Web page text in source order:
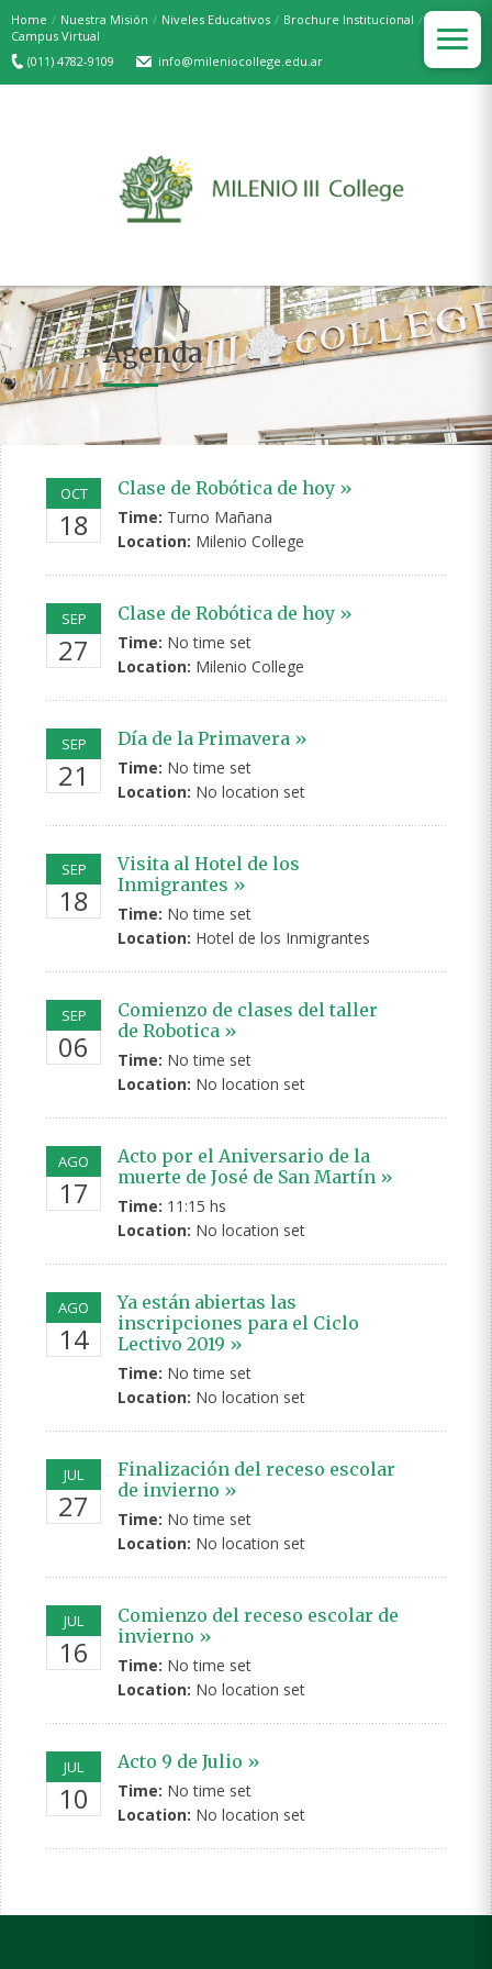
Home / Nuestra Misión / Niveles Educativos / Brochure Institucional /
Campus Virtual
(011) 4782-9109
info@mileniocollege.edu.ar
Agenda
OCT
18
Clase de Robótica de hoy »
Time: Turno Mañana
Location: Milenio College
SEP
27
Clase de Robótica de hoy »
Time: No time set
Location: Milenio College
SEP
21
Día de la Primavera »
Time: No time set
Location: No location set
SEP
18
Visita al Hotel de los
Inmigrantes »
Time: No time set
Location: Hotel de los Inmigrantes
SEP
06
Comienzo de clases del taller
de Robotica »
Time: No time set
Location: No location set
AGO
17
Acto por el Aniversario de la
muerte de José de San Martín »
Time: 11:15 hs
Location: No location set
AGO
14
Ya están abiertas las
inscripciones para el Ciclo
Lectivo 2019 »
Time: No time set
Location: No location set
JUL
27
Finalización del receso escolar
de invierno »
Time: No time set
Location: No location set
JUL
16
Comienzo del receso escolar de
invierno »
Time: No time set
Location: No location set
JUL
10
Acto 9 de Julio »
Time: No time set
Location: No location set